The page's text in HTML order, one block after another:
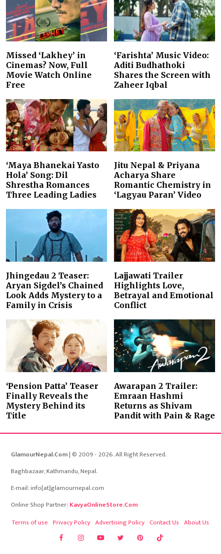
Missed ‘Lakhey’ in
Cinemas? Now, Full
Movie Watch Online
Free
‘Farishta’ Music Video:
Aditi Budhathoki
Shares the Screen with
Zaheer Iqbal
‘Maya Bhanekai Yasto
Hola’ Song: Dil
Shrestha Romances
Three Leading Ladies
Jitu Nepal & Priyana
Acharya Share
Romantic Chemistry in
‘Lagyau Paran’ Video
Jhingedau 2 Teaser:
Aryan Sigdel’s Chained
Look Adds Mystery to a
Family in Crisis
Lajjawati Trailer
Highlights Love,
Betrayal and Emotional
Conflict
‘Pension Patta’ Teaser
Finally Reveals the
Mystery Behind its
Title
Awarapan 2 Trailer:
Emraan Hashmi
Returns as Shivam
Pandit with Pain & Rage
GlamourNepal.Com| © 2009 - 2026. All Right Reserved.
Baghbazaar, Kathmandu, Nepal.
E-mail: info[at]glamournepal.com
Online Shop Partner: KavyaOnlineStore.Com
Terms of use Privacy Policy Advertising Policy Contact Us About Us